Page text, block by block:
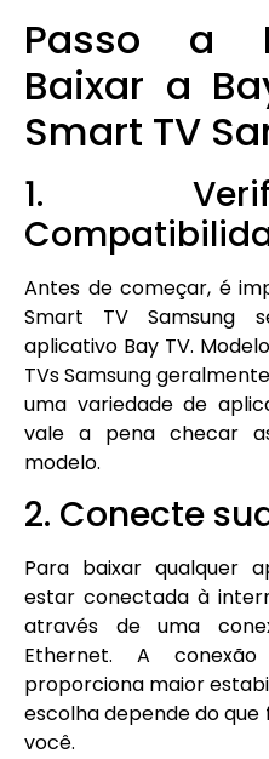
Passo a
Baixar a
Smart TV
1.
Antes de começar, é
Smart TV Samsung
aplicativo Bay TV.
TVs Samsung
uma variedade de
vale a pena checar
modelo.
2. Conecte
Para baixar qualquer
estar conectada à
através de uma
Ethernet. A
proporciona maior
escolha depende do
você.